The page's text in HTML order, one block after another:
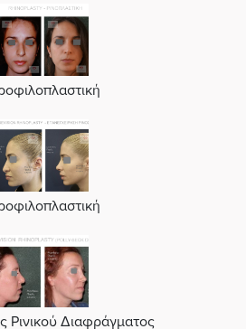
Ρινικού Διαφράγματος